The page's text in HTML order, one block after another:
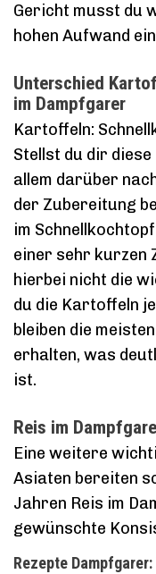
Gericht musst du
hohen Aufwand
Unterschied
im Dampfgarer
Kartoffeln:
Stellst du dir
allem darüber
der Zubereitung
im
einer sehr kurzen
hierbei nicht die
du die Kartoffeln
bleiben die
erhalten, was
ist.
Reis im
Eine weitere
Asiaten bereiten
Jahren Reis im
gewünschte
Rezepte